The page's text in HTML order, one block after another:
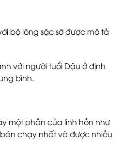
bộ lông sặc sỡ được mô tả
với người tuổi Dậu ở định
bình.
một phần của linh hồn như
chạy nhất và được nhiều